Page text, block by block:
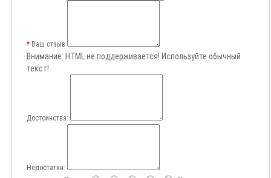
Ваш отзыв
Внимание: HTML не поддерживается! Используйте обычный
текст!
Достоинства:
Недостатки: